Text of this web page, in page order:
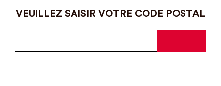
VEUILLEZ SAISIR VOTRE CODE POSTAL